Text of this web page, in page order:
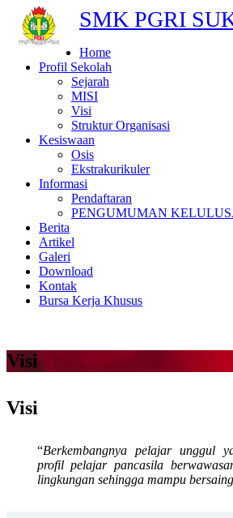
SMK PGRI
Home
Profil Sekolah
Sejarah
MISI
Visi
Struktur Organisasi
Kesiswaan
Osis
Ekstrakurikuler
Informasi
Pendaftaran
PENGUMUMAN
Berita
Artikel
Galeri
Download
Kontak
Bursa Kerja Khusus
Visi
Visi
“Berkembangnya pelajar unggul
profil pelajar pancasila
lingkungan sehingga mampu bersaing